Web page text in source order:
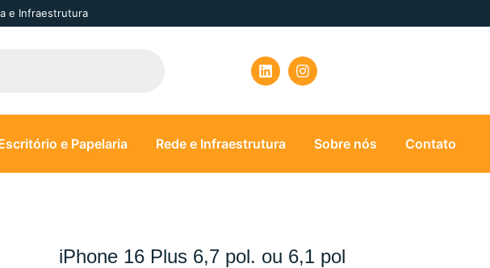
e Infraestrutura
e Papelaria Rede e Infraestrutura Sobre nós Contato
iPhone 16 Plus 6,7 pol. ou 6,1 pol